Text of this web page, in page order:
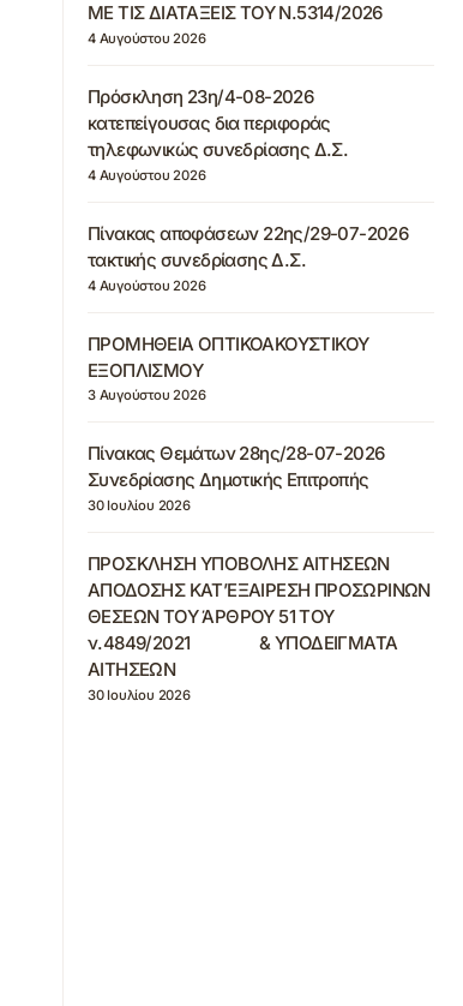
ΜΕ ΤΙΣ ΔΙΑΤΑΞΕΙΣ ΤΟΥ Ν.5314/2026
4 Αυγούστου 2026
Πρόσκληση 23η/4-08-2026
κατεπείγουσας δια περιφοράς
τηλεφωνικώς συνεδρίασης Δ.Σ.
4 Αυγούστου 2026
Πίνακας αποφάσεων 22ης/29-07-2026
τακτικής συνεδρίασης Δ.Σ.
4 Αυγούστου 2026
ΠΡΟΜΗΘΕΙΑ ΟΠΤΙΚΟΑΚΟΥΣΤΙΚΟΥ
ΕΞΟΠΛΙΣΜΟΥ
3 Αυγούστου 2026
Πίνακας Θεμάτων 28ης/28-07-2026
Συνεδρίασης Δημοτικής Επιτροπής
30 Ιουλίου 2026
ΠΡΟΣΚΛΗΣΗ ΥΠΟΒΟΛΗΣ ΑΙΤΗΣΕΩΝ
ΑΠΟΔΟΣΗΣ ΚΑΤ’ΕΞΑΙΡΕΣΗ ΠΡΟΣΩΡΙΝΩΝ
ΘΕΣΕΩΝ ΤΟΥ ΆΡΘΡΟΥ 51 ΤΟΥ
ν.4849/2021 & ΥΠΟΔΕΙΓΜΑΤΑ
ΑΙΤΗΣΕΩΝ
30 Ιουλίου 2026